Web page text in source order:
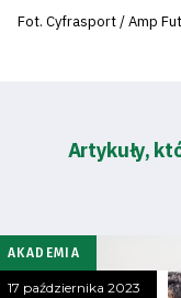
Fot. Cyfrasport / Amp
Artykuły,
AKADEMIA
17 października 2023